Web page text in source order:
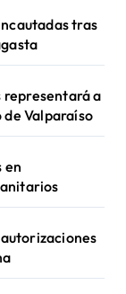
tras
representará a
de Valparaíso
en